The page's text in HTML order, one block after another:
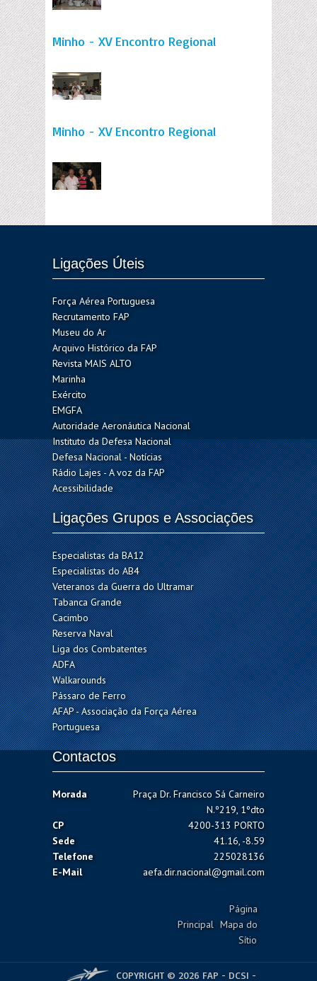
Minho - XV Encontro Regional
Minho - XV Encontro Regional
Ligações Úteis
Força Aérea Portuguesa
Recrutamento FAP
Museu do Ar
Arquivo Histórico da FAP
Revista MAIS ALTO
Marinha
Exército
EMGFA
Autoridade Aeronáutica Nacional
Instituto da Defesa Nacional
Defesa Nacional - Notícias
Rádio Lajes - A voz da FAP
Acessibilidade
Ligações Grupos e Associações
Especialistas da BA12
Especialistas do AB4
Veteranos da Guerra do Ultramar
Tabanca Grande
Cacimbo
Reserva Naval
Liga dos Combatentes
ADFA
Walkarounds
Pássaro de Ferro
AFAP - Associação da Força Aérea
Portuguesa
Contactos
Morada
Praça Dr. Francisco Sá Carneiro
N.º219, 1ºdto
CP
4200-313 PORTO
Sede
41.16, -8.59
Telefone
225028136
E-Mail
aefa.dir.nacional@gmail.com
Página
Principal Mapa do
Sítio
COPYRIGHT © 2026 FAP - DCSI -